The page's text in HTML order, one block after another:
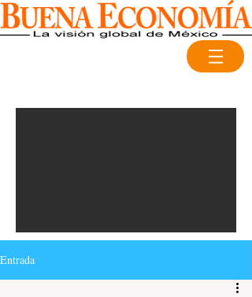
Entrada